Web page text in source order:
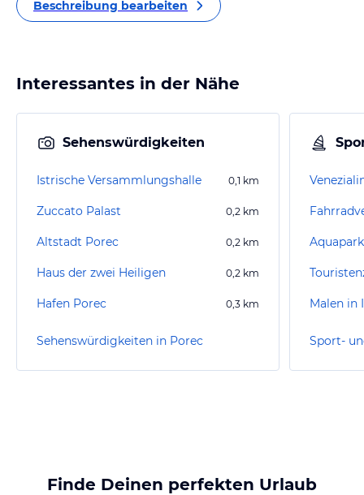
Beschreibung bearbeiten
Interessantes in der Nähe
Sehenswürdigkeiten
Istrische Versammlungshalle 0,1 km
Zuccato Palast 0,2 km
Altstadt Porec 0,2 km
Haus der zwei Heiligen 0,2 km
Hafen Porec 0,3 km
Sehenswürdigkeiten in Porec
Malen in
Sport-
Finde Deinen perfekten Urlaub